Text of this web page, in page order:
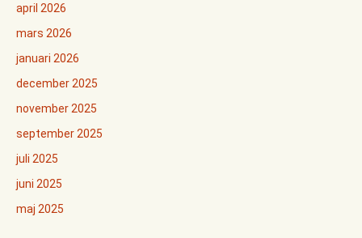
april 2026
mars 2026
januari 2026
december 2025
november 2025
september 2025
juli 2025
juni 2025
maj 2025